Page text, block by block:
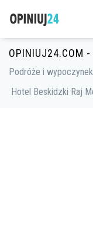
OPINIUJ24.COM
Podróże i wypoczynek
Hotel Beskidzki Raj